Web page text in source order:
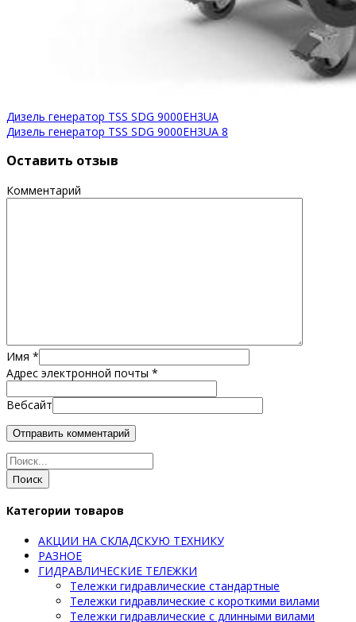
Дизель генератор TSS SDG 9000EH3UA
Дизель генератор TSS SDG 9000EH3UA 8
Оставить отзыв
Комментарий
Имя *
Адрес электронной почты *
Вебсайт
Поиск
Категории товаров
АКЦИИ НА СКЛАДСКУЮ ТЕХНИКУ
РАЗНОЕ
ГИДРАВЛИЧЕСКИЕ ТЕЛЕЖКИ
Тележки гидравлические стандартные
Тележки гидравлические с короткими вилами
Тележки гидравлические с длинными вилами